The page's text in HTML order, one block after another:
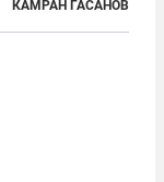
компании
Киркука и
КАМРАН ГАСАНОВ